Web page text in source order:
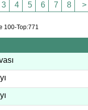
3 4 5 6 7 8 >
100-Top:771